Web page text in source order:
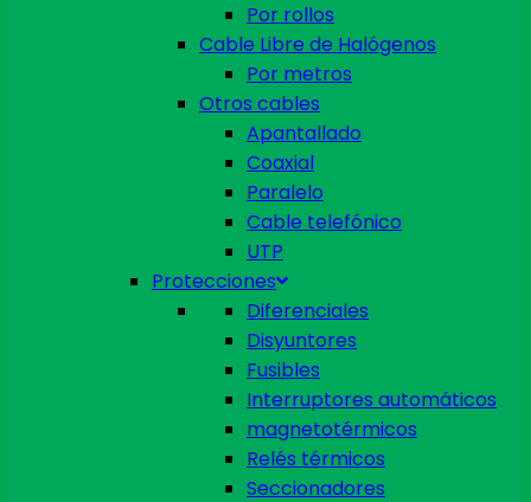
Por rollos
Cable Libre de Halógenos
Por metros
Otros cables
Apantallado
Coaxial
Paralelo
Cable telefónico
UTP
Protecciones
Diferenciales
Disyuntores
Fusibles
Interruptores automáticos
magnetotérmicos
Relés térmicos
Seccionadores